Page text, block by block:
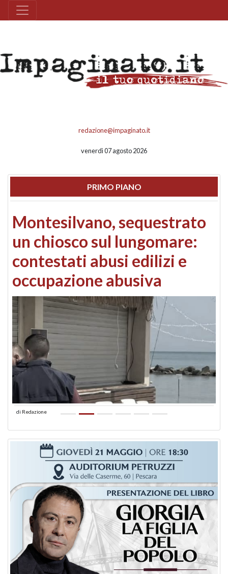
redazione@impaginato.it
venerdì 07 agosto 2026
PRIMO PIANO
Montesilvano, sequestrato
un chiosco sul lungomare:
contestati abusi edilizi e
occupazione abusiva
di Redazione